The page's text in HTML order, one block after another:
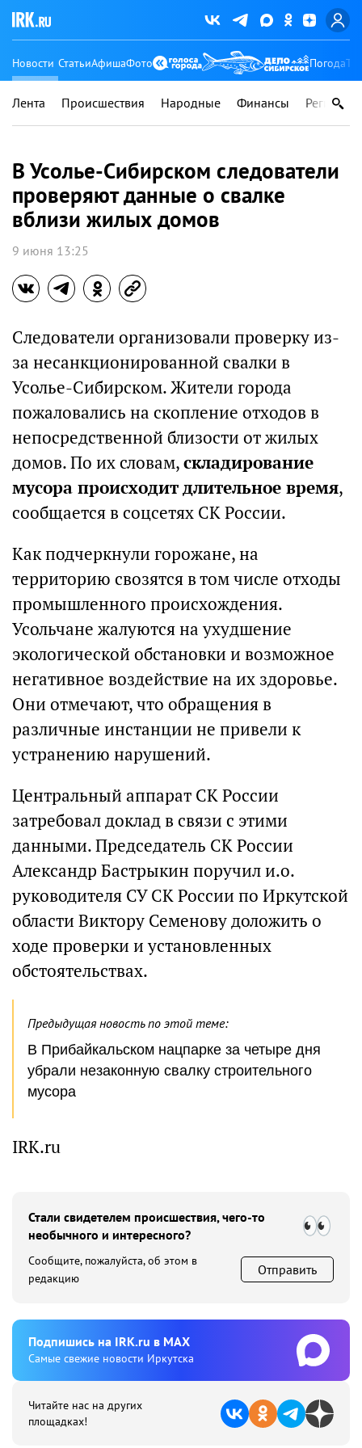
Новости СтатьиАфишаФото Погода
Лента Происшествия Народные Финансы Регионы
В Усолье-Сибирском следователи
проверяют данные о свалке
вблизи жилых домов
9 июня 13:25
Следователи организовали проверку из-
за несанкционированной свалки в
Усолье-Сибирском. Жители города
пожаловались на скопление отходов в
непосредственной близости от жилых
домов. По их словам,складирование
мусора происходит длительное время,
сообщается в соцсетях СК России.
Как подчеркнули горожане, на
территорию свозятся в том числе отходы
промышленного происхождения.
Усольчане жалуются на ухудшение
экологической обстановки и возможное
негативное воздействие на их здоровье.
Они отмечают, что обращения в
различные инстанции не привели к
устранению нарушений.
Центральный аппарат СК России
затребовал доклад в связи с этими
данными. Председатель СК России
Александр Бастрыкин поручил и.о.
руководителя СУ СК России по Иркутской
области Виктору Семенову доложить о
ходе проверки и установленных
обстоятельствах.
Предыдущая новость по этой теме:
В Прибайкальском нацпарке за четыре дня
убрали незаконную свалку строительного
мусора
IRK.ru
Стали свидетелем происшествия, чего-то
необычного и интересного?
Сообщите, пожалуйста, об этом в
редакцию
Отправить
Подпишиcь на IRK.ru в MAX
Cамые свежие новости Иркутска
Читайте нас на других
площадках!